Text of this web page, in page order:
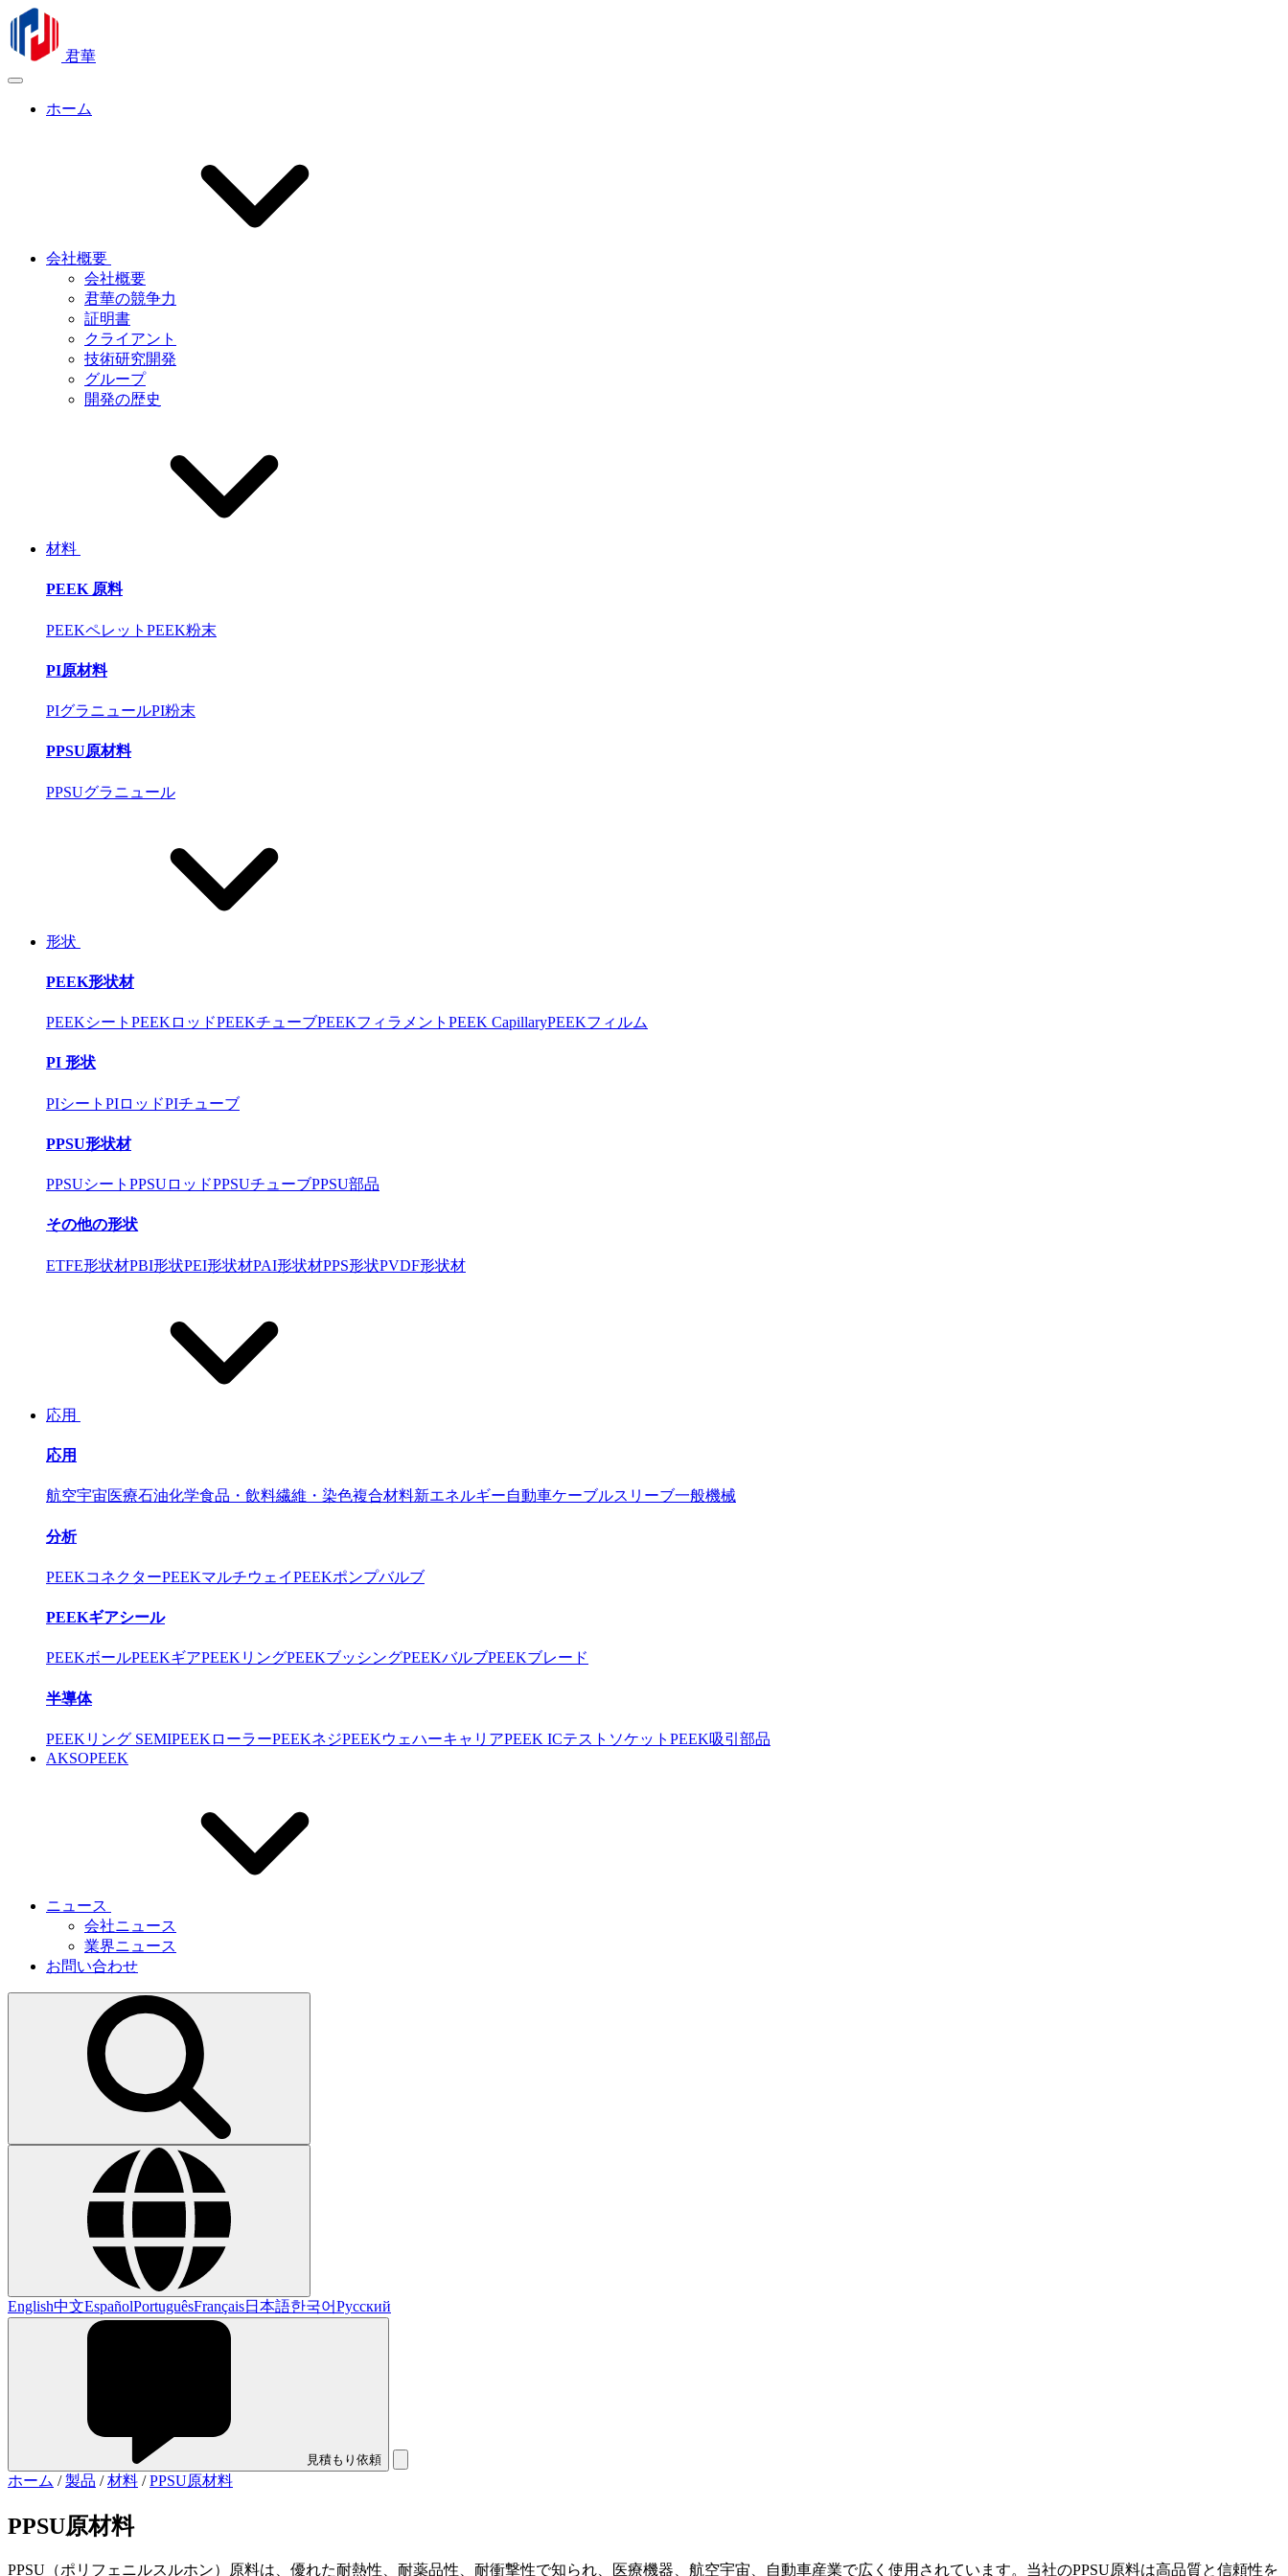
君華
ホーム
会社概要
会社概要
君華の競争力
証明書
クライアント
技術研究開発
グループ
開発の歴史
材料
PEEK 原料
PEEKペレット PEEK粉末
PI原材料
PIグラニュールPI粉末
PPSU原材料
PPSUグラニュール
形状
PEEK形状材
PEEKシート PEEKロッドPEEKチューブPEEKフィラメント PEEK CapillaryPEEKフィルム
PI 形状
PIシート PIロッドPIチューブ
PPSU形状材
PPSUシート PPSUロッドPPSUチューブPPSU部品
その他の形状
ETFE形状材PBI形状PEI形状材PAI形状材PPS形状PVDF形状材
応用
応用
航空宇宙医療石油化学食品・飲料繊維・染色複合材料新エネルギー自動車ケーブルスリーブ一般機械
分析
PEEKコネクターPEEKマルチウェイPEEKポンプバルブ
PEEKギアシール
PEEKボールPEEKギアPEEKリングPEEKブッシングPEEKバルブPEEKブレード
半導体
PEEKリング SEMIPEEKローラーPEEKネジPEEKウェハーキャリアPEEK ICテストソケット PEEK吸引部品
AKSOPEEK
ニュース
会社ニュース
業界ニュース
お問い合わせ
English中文EspañolPortuguêsFrançais日本語한국어Русский
見積もり依頼
ホーム /製品 /材料 /PPSU原材料
PPSU原材料
PPSU（ポリフェニルスルホン）原料は、優れた耐熱性、耐薬品性、耐衝撃性で知られ、医療機器、航空宇宙、自動車産業で広く使用されています。当社のPPSU原料は高品質と信頼性を